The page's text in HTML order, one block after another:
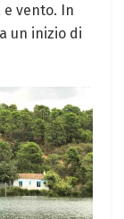
vento. In
un inizio di